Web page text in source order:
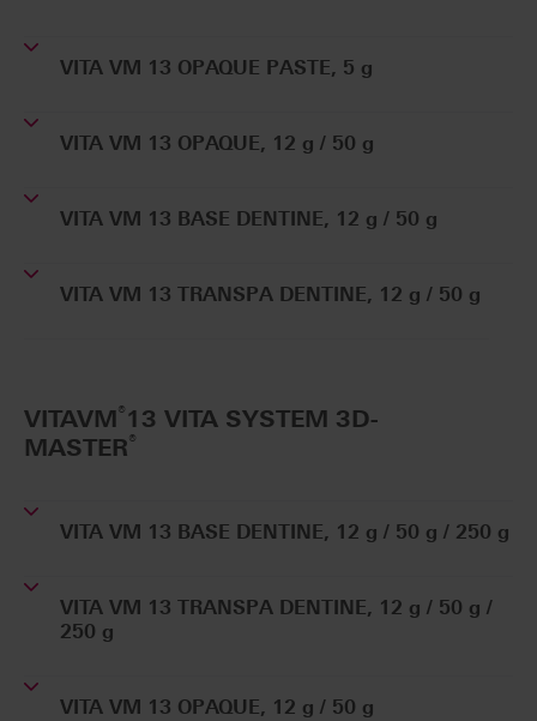
VITA VM 13 OPAQUE PASTE, 5 g
VITA VM 13 OPAQUE, 12 g / 50 g
VITA VM 13 BASE DENTINE, 12 g / 50 g
VITA VM 13 TRANSPA DENTINE, 12 g / 50 g
VITAVM®13 VITA SYSTEM 3D-
MASTER®
VITA VM 13 BASE DENTINE, 12 g / 50 g / 250 g
VITA VM 13 TRANSPA DENTINE, 12 g / 50 g /
250 g
VITA VM 13 OPAQUE, 12 g / 50 g